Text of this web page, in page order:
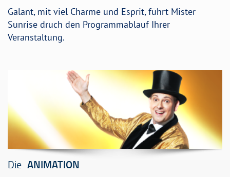
Galant, mit viel Charme und Esprit, führt Mister
Sunrise druch den Programmablauf Ihrer
Veranstaltung.
Die ANIMATION